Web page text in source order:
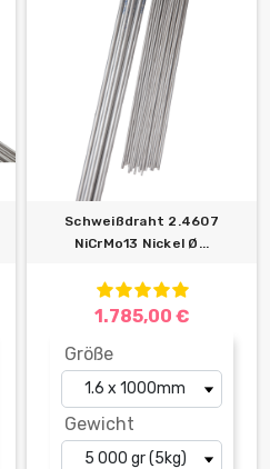
Schweißdraht 2.4607
NiCrMo13 Nickel Ø...
1.785,00 €
Größe
Gewicht